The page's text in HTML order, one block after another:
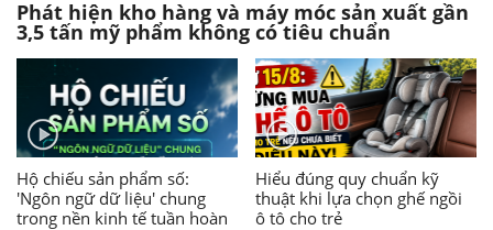
Phát hiện kho hàng và máy móc sản xuất gần
3,5 tấn mỹ phẩm không có tiêu chuẩn
Hộ chiếu sản phẩm số:
'Ngôn ngữ dữ liệu' chung
trong nền kinh tế tuần hoàn
Hiểu đúng quy chuẩn kỹ
thuật khi lựa chọn ghế ngồi
ô tô cho trẻ